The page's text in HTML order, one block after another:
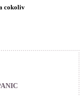
cokoliv